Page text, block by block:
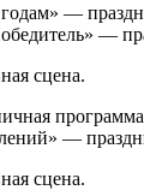
—
—
сцена.
программа
—
сцена.